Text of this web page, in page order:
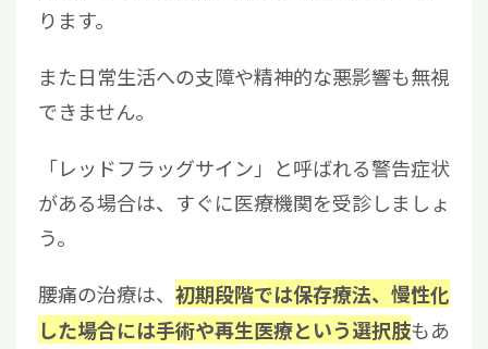
ります。
また日常生活への支障や精神的な悪影響も無視
できません。
「レッドフラッグサイン」と呼ばれる警告症状
がある場合は、すぐに医療機関を受診しましょ
う。
腰痛の治療は、 初期段階では保存療法、慢性化
した場合には手術や再生医療という選択肢もあ